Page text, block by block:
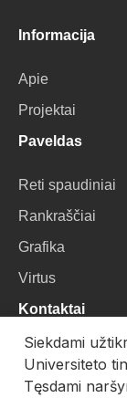
Informacija
Apie
Projektai
Paveldas
Reti spaudiniai
Rankraščiai
Grafika
Virtus
Kontaktai
VU Biblioteka
Universiteto g.
Siekdami
Universiteto
Tęsdami